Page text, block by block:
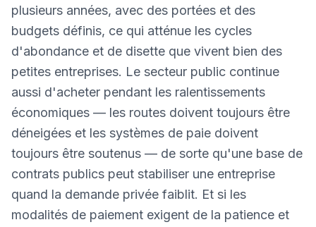
plusieurs années, avec des portées et des
budgets définis, ce qui atténue les cycles
d'abondance et de disette que vivent bien des
petites entreprises. Le secteur public continue
aussi d'acheter pendant les ralentissements
économiques — les routes doivent toujours être
déneigées et les systèmes de paie doivent
toujours être soutenus — de sorte qu'une base de
contrats publics peut stabiliser une entreprise
quand la demande privée faiblit. Et si les
modalités de paiement exigent de la patience et